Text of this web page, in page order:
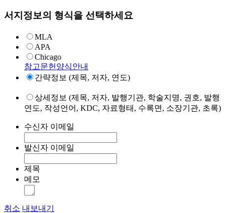
서지정보의 형식을 선택하세요
MLA
APA
Chicago
참고문헌양식안내
간략정보 (제목, 저자, 연도)
상세정보 (제목, 저자, 발행기관, 학술지명, 권호, 발행
연도, 작성언어, KDC, 자료형태, 수록면, 소장기관, 초록)
수신자 이메일
발신자 이메일
제목
메모
취소 내보내기